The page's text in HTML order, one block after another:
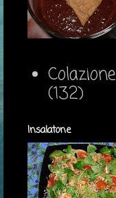
Colazione
(132)
Insalatone